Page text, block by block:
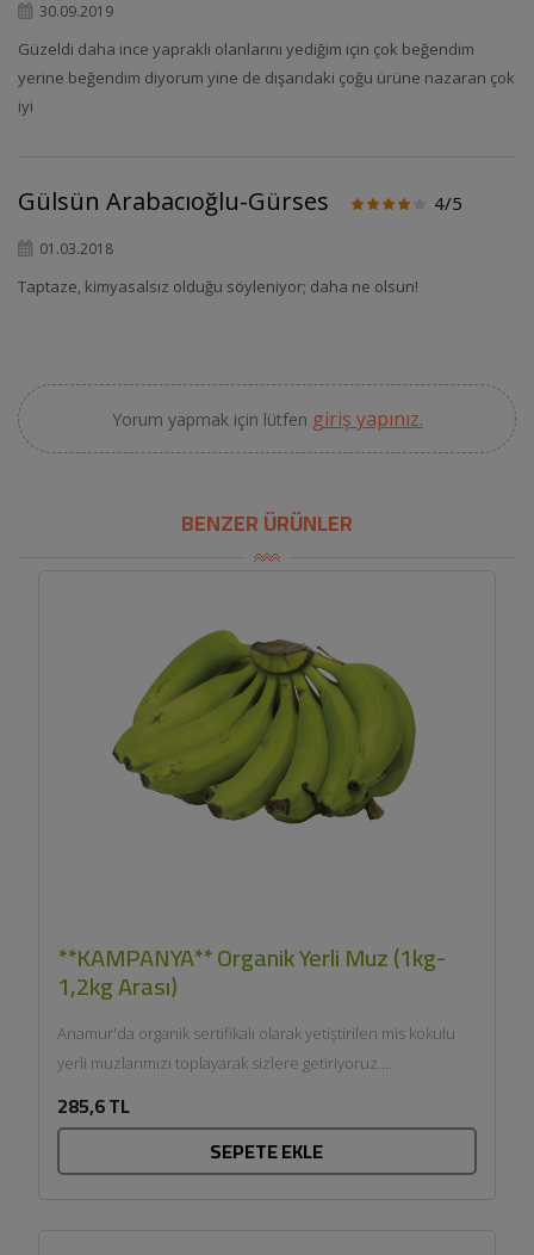
30.09.2019
Güzeldi daha ince yapraklı olanlarını yediğim için çok beğendim
yerine beğendim diyorum yine de dışarıdaki çoğu ürüne nazaran çok
iyi
Gülsün Arabacıoğlu-Gürses 4/5
01.03.2018
Taptaze, kimyasalsız olduğu söyleniyor; daha ne olsun!
Yorum yapmak için lütfen giriş yapınız.
BENZER ÜRÜNLER
**KAMPANYA** Organik Yerli Muz (1kg-
1,2kg Arası)
Anamur'da organik sertifikalı olarak yetiştirilen mis kokulu
yerli muzlarımızı toplayarak sizlere getiriyoruz....
285,6 TL
SEPETE EKLE